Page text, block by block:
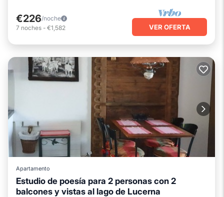
€226/noche
7 noches - €1,582 VER OFERTA
Apartamento
Estudio de poesía para 2 personas con 2
balcones y vistas al lago de Lucerna